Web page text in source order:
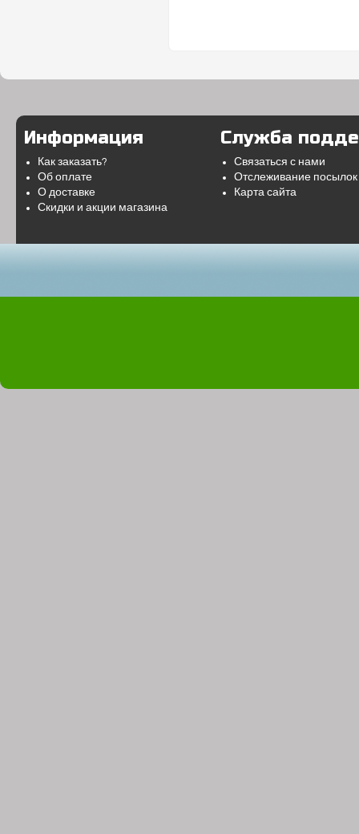
Информация
Как заказать?
Об оплате
О доставке
Скидки и акции магазина
Служба
Связаться с нами
Отслеживание посылок
Карта сайта